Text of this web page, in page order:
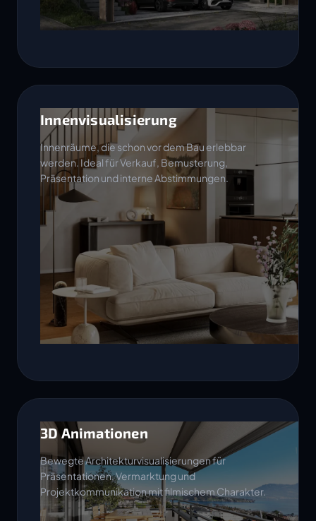
Innenvisualisierung
Innenräume, die schon vor dem Bau erlebbar
werden. Ideal für Verkauf, Bemusterung,
Präsentation und interne Abstimmungen.
3D Animationen
Bewegte Architekturvisualisierungen für
Präsentationen, Vermarktung und
Projektkommunikation mit filmischem Charakter.